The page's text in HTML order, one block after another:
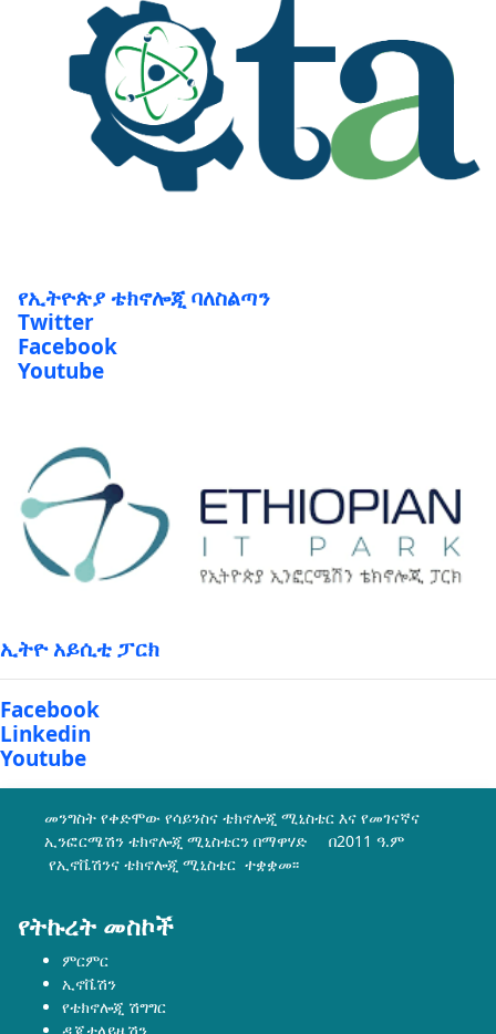
የኢትዮጵያ ቴክኖሎጂ ባለስልጣን
Twitter
Facebook
Youtube
ኢትዮ አይሲቲ ፓርክ
Facebook
Linkedin
Youtube
መንግስት የቀድሞው የሳይንስና ቴክኖሎጂ ሚኒስቴር እና የመገናኛና
ኢንፎርሜሽን ቴክኖሎጂ ሚኒስቴርን በማዋሃድ በ2011 ዓ.ም
የኢኖቬሽንና ቴክኖሎጂ ሚኒስቴር ተቋቋመ፡፡
የትኩረት መስኮች
ምርምር
ኢኖቬሽን
የቴክኖሎጂ ሽግግር